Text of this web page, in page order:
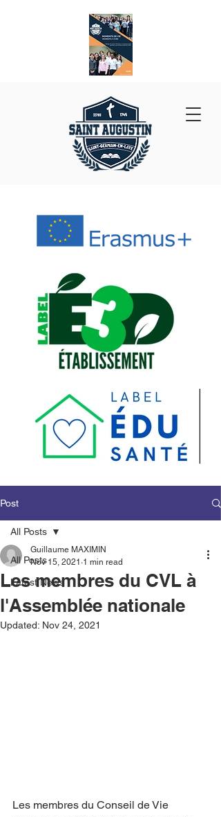
Post
All Posts
Latest News
All Posts
Les membres du CVL à
l'Assemblée nationale
Guillaume MAXIMIN
Nov 15, 2021 1 min read
Updated: Nov 24, 2021
Les membres du Conseil de Vie